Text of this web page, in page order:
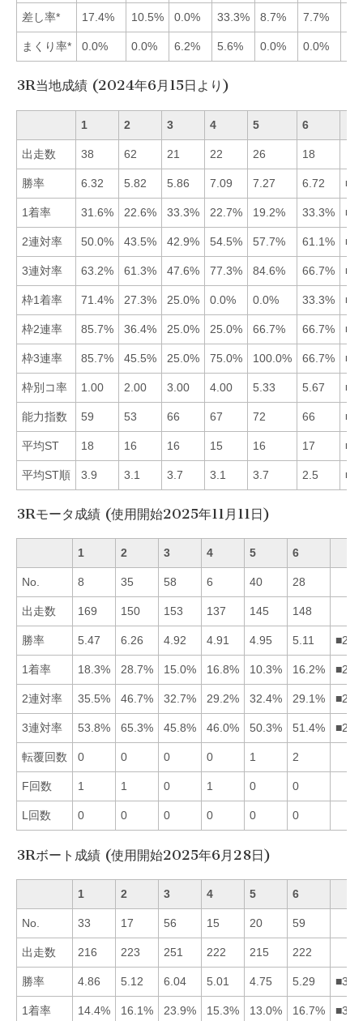
差し率* 17.4% 10.5% 0.0% 33.3% 8.7% 7.7%
まくり率* 0.0% 0.0% 6.2% 5.6% 0.0% 0.0%
3R当地成績 (2024年6月15日より)
1 2 3 4 5 6
出走数 38 62 21 22 26 18
勝率 6.32 5.82 5.86 7.09 7.27 6.72
1着率 31.6% 22.6% 33.3% 22.7% 19.2% 33.3%
2連対率 50.0% 43.5% 42.9% 54.5% 57.7% 61.1%
3連対率 63.2% 61.3% 47.6% 77.3% 84.6% 66.7%
枠1着率 71.4% 27.3% 25.0% 0.0% 0.0% 33.3%
枠2連率 85.7% 36.4% 25.0% 25.0% 66.7% 66.7%
枠3連率 85.7% 45.5% 25.0% 75.0% 100.0% 66.7%
枠別コ率 1.00 2.00 3.00 4.00 5.33 5.67
能力指数 59 53 66 67 72 66
平均ST 18 16 16 15 16 17
平均ST順 3.9 3.1 3.7 3.1 3.7 2.5
3Rモータ成績 (使用開始2025年11月11日)
1 2 3 4 5 6
No. 8 35 58 6 40 28
出走数 169 150 153 137 145 148
勝率 5.47 6.26 4.92 4.91 4.95 5.11
1着率 18.3% 28.7% 15.0% 16.8% 10.3% 16.2%
2連対率 35.5% 46.7% 32.7% 29.2% 32.4% 29.1%
3連対率 53.8% 65.3% 45.8% 46.0% 50.3% 51.4%
転覆回数 0 0 0 0 1 2
F回数 1 1 0 1 0 0
L回数 0 0 0 0 0 0
3Rボート成績 (使用開始2025年6月28日)
1 2 3 4 5 6
No. 33 17 56 15 20 59
出走数 216 223 251 222 215 222
勝率 4.86 5.12 6.04 5.01 4.75 5.29
1着率 14.4% 16.1% 23.9% 15.3% 13.0% 16.7%